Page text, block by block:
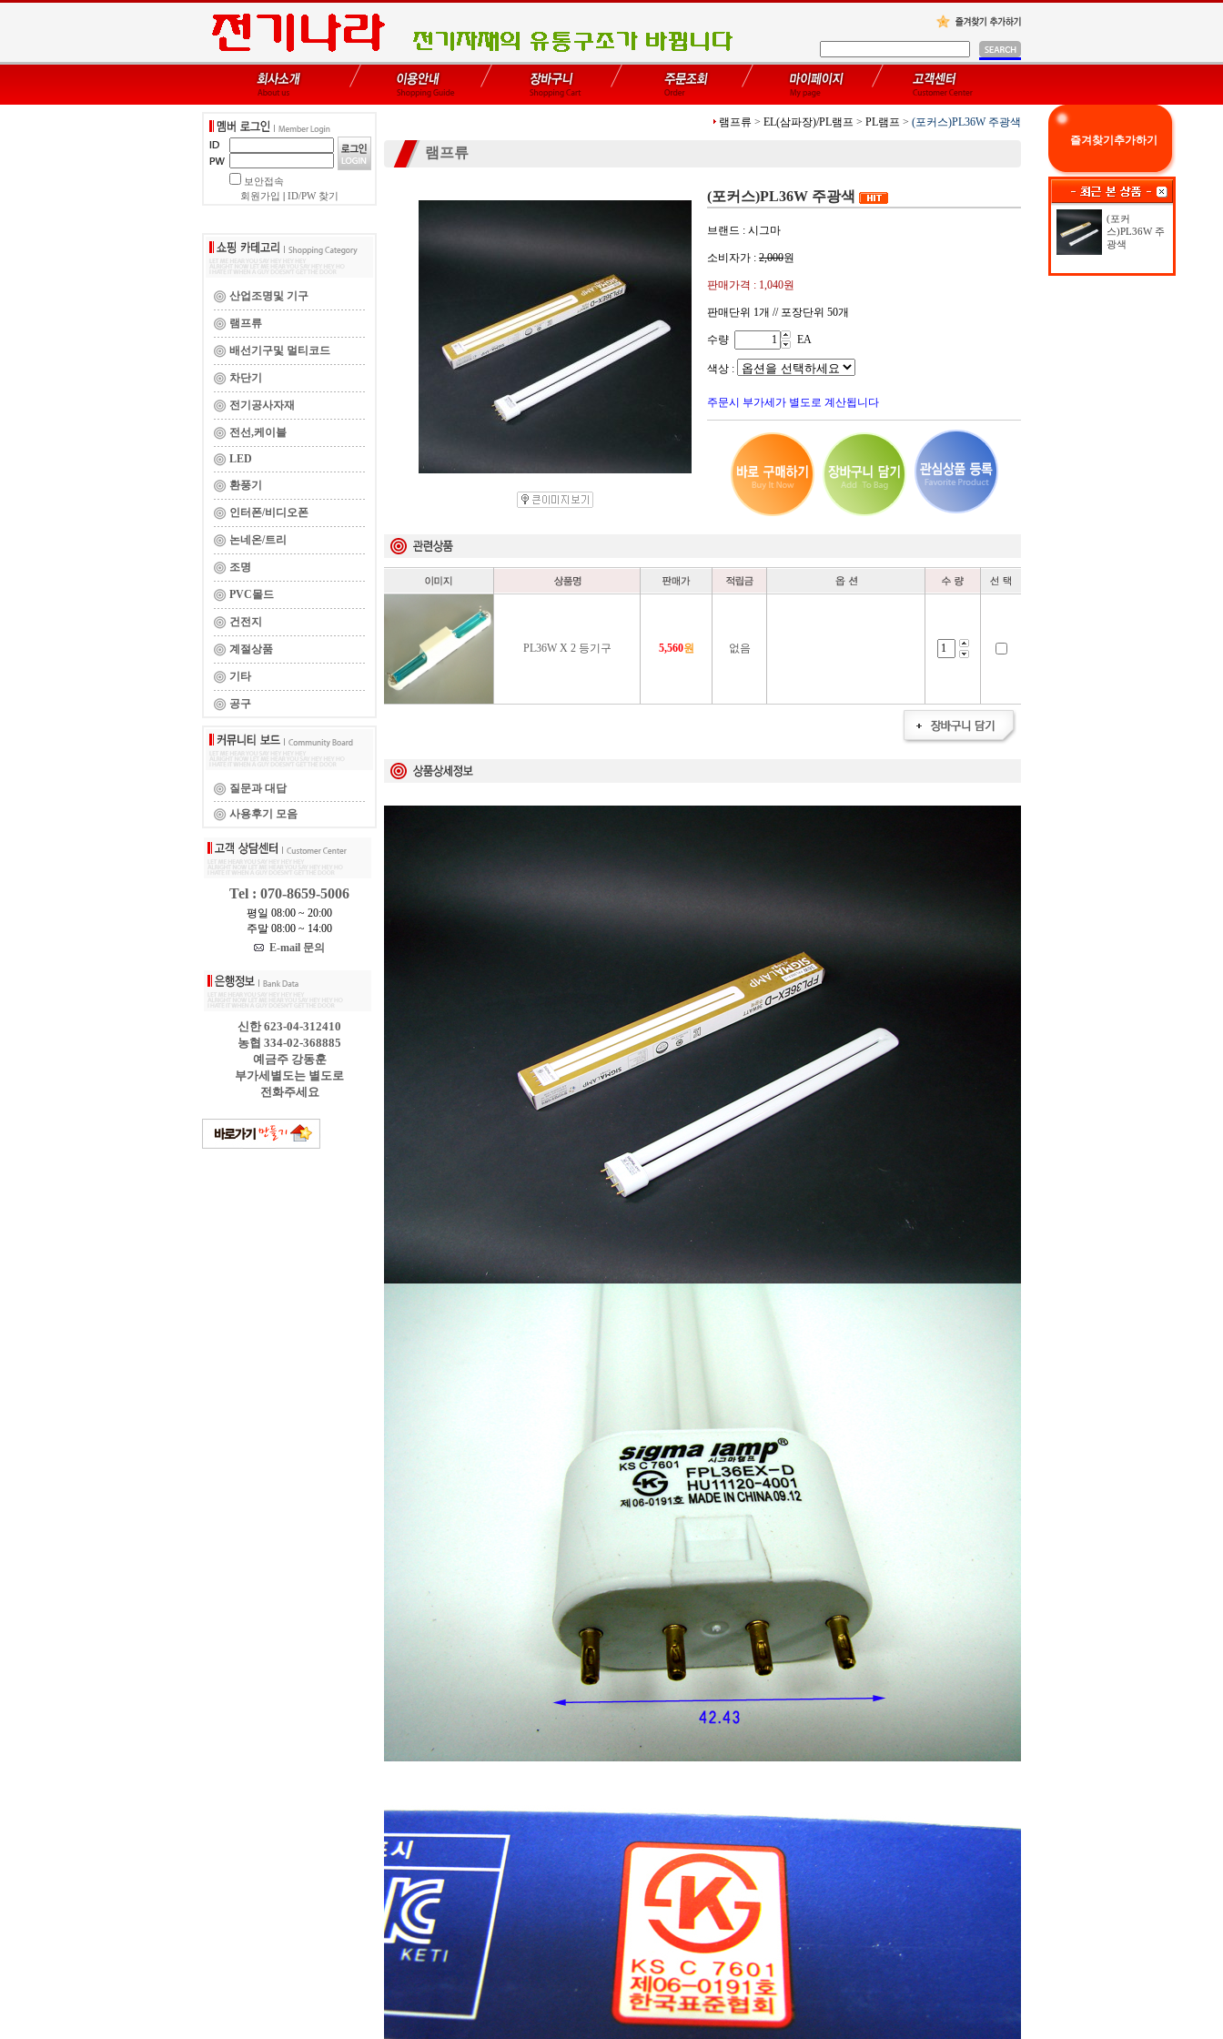
보안접속
회원가입
ID/PW 찾기
산업조명및 기구
램프류
배선기구및 멀티코드
차단기
전기공사자재
전선,케이블
LED
환풍기
인터폰/비디오폰
논네온/트리
조명
PVC몰드
건전지
계절상품
기타
공구
질문과 대답
사용후기 모음
Tel : 070-8659-5006
평일 08:00 ~ 20:00
주말 08:00 ~ 14:00
E-mail 문의
신한 623-04-312410
농협 334-02-368885
예금주 강동훈
부가세별도는 별도로
전화주세요
램프류 > EL(삼파장)/PL램프 > PL램프 > (포커스)PL36W 주광색
램프류
(포커스)PL36W 주광색
브랜드 : 시그마
소비자가 : 2,000원
판매가격 : 1,040원
판매단위 1개 // 포장단위 50개
수량 EA
색상 :
주문시 부가세가 별도로 계산됩니다
PL36W X 2 등기구 5,560원 없음
즐겨찾기추가하기
(포커
스)PL36W 주
광색